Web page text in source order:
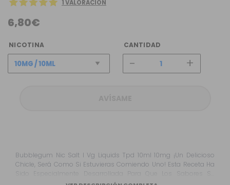
1 VALORACIÓN
6,80€
NICOTINA CANTIDAD
- +
Bubblegum Nic Salt I Vg Liquids Tpd 10ml 10mg ¡Un Delicioso
Chicle, Será Como Si Estuvieras Comiendo Uno! Esta Receta Ha
Sido Especialmente Desarrollada Para Que Los Sabores Se
Adapten Perfectamente A Las Sales De Nicotina.